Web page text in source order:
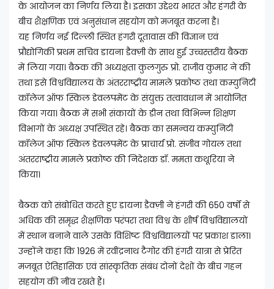
के आयोजन का निर्णय लिया है। इसका उद्देश्य भारत और हंगरी के
बीच शैक्षणिक एवं अनुसंधान सहयोग को मजबूत करना है।
यह निर्णय नई दिल्ली स्थित हंगरी दूतावास की विज्ञान एवं
प्रौद्योगिकी प्रथम सचिव डायना डैक्ज़ी के साथ हुई उच्चस्तरीय बैठक
में लिया गया। बैठक की अध्यक्षता कुलगुरु प्रो. राजीव कुमार ने की
तथा इसे विश्वविद्यालय के अंतरराष्ट्रीय मामले प्रकोष्ठ तथा कम्युनिटी
कॉलेज ऑफ स्किल डेवलपमेंट के संयुक्त तत्वावधान में आयोजित
किया गया। बैठक में सभी संकायों के डीन तथा विभिन्न शिक्षण
विभागों के अध्यक्ष उपस्थित रहे। बैठक का समन्वय कम्युनिटी
कॉलेज ऑफ स्किल डेवलपमेंट के प्राचार्य प्रो. संजीव गोयल तथा
अंतरराष्ट्रीय मामले प्रकोष्ठ की निदेशक डॉ. ममता कथूरिया ने
किया।
बैठक को संबोधित करते हुए डायना डैक्ज़ी ने हंगरी की 650 वर्षों से
अधिक की समृद्ध शैक्षणिक परंपरा तथा विश्व के शीर्ष विश्वविद्यालयों
में स्थान बनाने वाले उसके विशिष्ट विश्वविद्यालयों पर प्रकाश डाला।
उन्होंने कहा कि 1926 में रवींद्रनाथ टैगोर की हंगरी यात्रा से प्रेरित
मजबूत ऐतिहासिक एवं सांस्कृतिक संबंध दोनों देशों के बीच गहन
सहयोग की नींव रखते हैं।